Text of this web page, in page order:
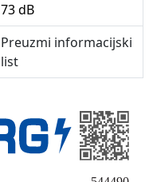
73 dB
Preuzmi informacijski
list